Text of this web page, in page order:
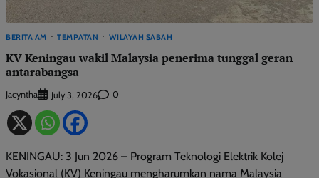
BERITA AM TEMPATAN WILAYAH SABAH
KV Keningau wakil Malaysia penerima tunggal geran
antarabangsa
Jacyntha July 3, 2026 0
KENINGAU: 3 Jun 2026 – Program Teknologi Elektrik Kolej
Vokasional (KV) Keningau mengharumkan nama Malaysia